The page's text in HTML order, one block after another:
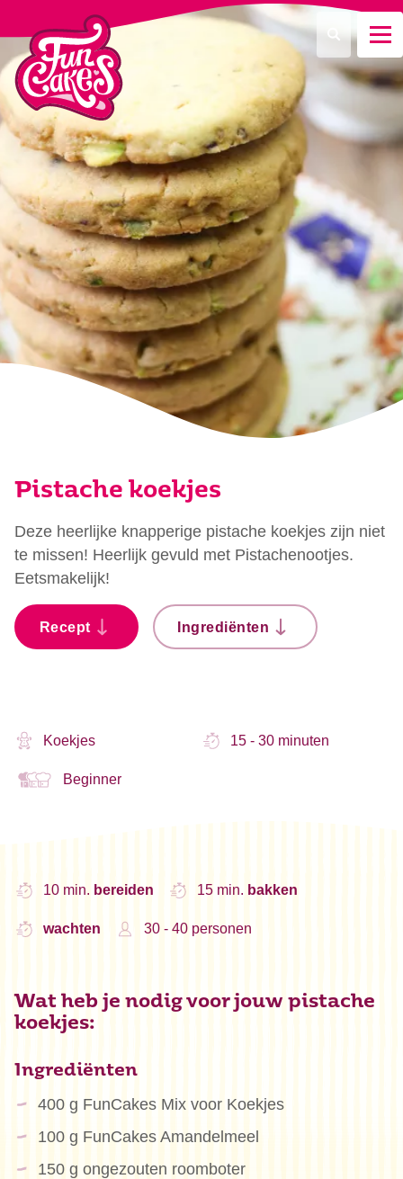
Waar ben je naar op zoek?
Zoeken
Pistache koekjes
Deze heerlijke knapperige pistache koekjes zijn niet
te missen! Heerlijk gevuld met Pistachenootjes.
Eetsmakelijk!
Recept Ingrediënten
Koekjes 15 - 30 minuten
Beginner
10 min. bereiden 15 min. bakken
wachten 30 - 40 personen
Wat heb je nodig voor jouw pistache
koekjes:
Ingrediënten
400 g FunCakes Mix voor Koekjes
100 g FunCakes Amandelmeel
150 g ongezouten roomboter